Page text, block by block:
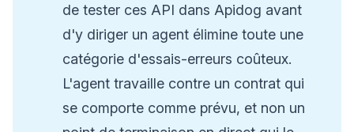
de tester ces API dans Apidog avant
d'y diriger un agent élimine toute une
catégorie d'essais-erreurs coûteux.
L'agent travaille contre un contrat qui
se comporte comme prévu, et non un